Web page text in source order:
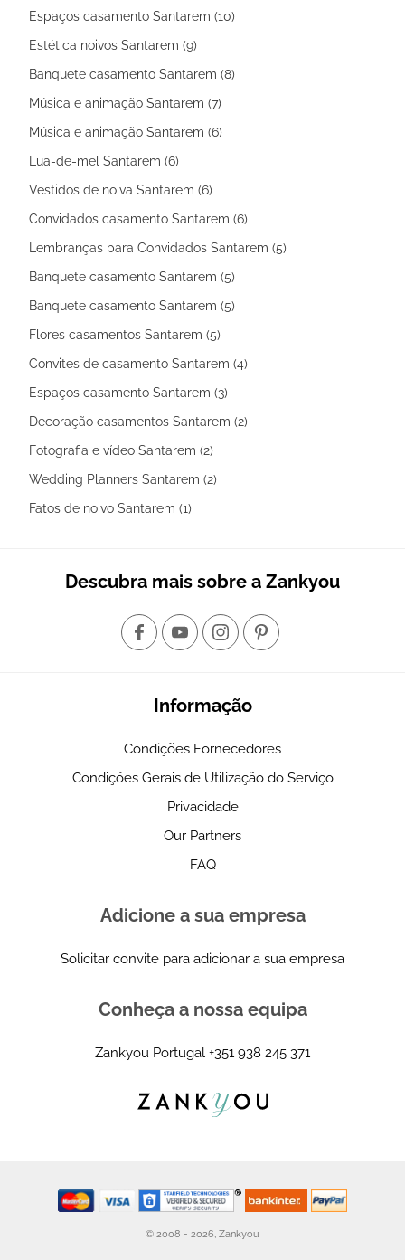
Espaços casamento Santarem (10)
Estética noivos Santarem (9)
Banquete casamento Santarem (8)
Música e animação Santarem (7)
Música e animação Santarem (6)
Lua-de-mel Santarem (6)
Vestidos de noiva Santarem (6)
Convidados casamento Santarem (6)
Lembranças para Convidados Santarem (5)
Banquete casamento Santarem (5)
Banquete casamento Santarem (5)
Flores casamentos Santarem (5)
Convites de casamento Santarem (4)
Espaços casamento Santarem (3)
Decoração casamentos Santarem (2)
Fotografia e vídeo Santarem (2)
Wedding Planners Santarem (2)
Fatos de noivo Santarem (1)
Descubra mais sobre a Zankyou
Informação
Condições Fornecedores
Condições Gerais de Utilização do Serviço
Privacidade
Our Partners
FAQ
Adicione a sua empresa
Solicitar convite para adicionar a sua empresa
Conheça a nossa equipa
Zankyou Portugal +351 938 245 371
© 2008 - 2026, Zankyou